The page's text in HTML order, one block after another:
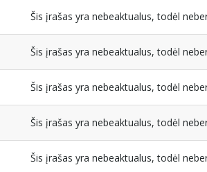
Šis įrašas yra nebeaktualus, todėl
Šis įrašas yra nebeaktualus, todėl
Šis įrašas yra nebeaktualus, todėl
Šis įrašas yra nebeaktualus, todėl
Šis įrašas yra nebeaktualus, todėl